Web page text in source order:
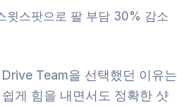
윗스팟으로 팔 부담 30% 감소
Team을 선택했던 이유는
게 힘을 내면서도 정확한 샷